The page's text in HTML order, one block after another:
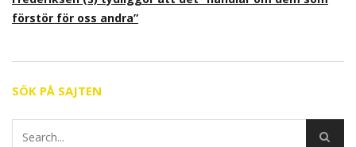
förstör för oss andra”
SÖK PÅ SAJTEN